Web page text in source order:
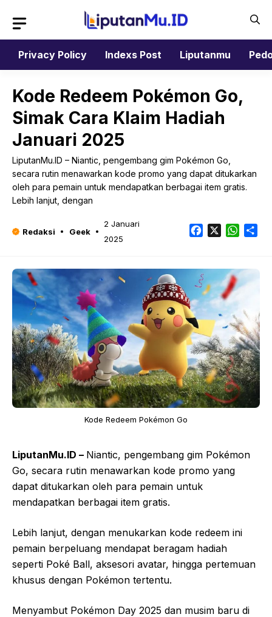
isi
Privacy Policy
Indexs Post Liputanmu
Kode Redeem Pokémon Go,
Simak Cara Klaim Hadiah
Januari 2025
LiputanMu.ID – Niantic, pengembang gim Pokémon Go,
secara rutin menawarkan kode promo yang dapat ditukarkan
oleh para pemain untuk mendapatkan berbagai item gratis.
Lebih lanjut, dengan
Redaksi Geek
2 Januari
2025
Facebook
Kode Redeem Pokémon Go
LiputanMu.ID – Niantic, pengembang gim Pokémon
Go, secara rutin menawarkan kode promo yang
dapat ditukarkan oleh para pemain untuk
mendapatkan berbagai item gratis.
Lebih lanjut, dengan menukarkan kode redeem ini
pemain berpeluang mendapat beragam hadiah
seperti Poké Ball, aksesori avatar, hingga pertemuan
khusus dengan Pokémon tertentu.
Menyambut Pokémon Day 2025 dan musim baru di